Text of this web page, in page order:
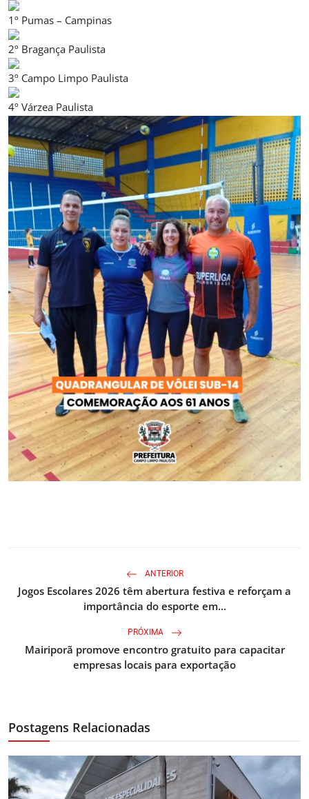
1º Pumas – Campinas
2º Bragança Paulista
3º Campo Limpo Paulista
4º Várzea Paulista
ANTERIOR
Jogos Escolares 2026 têm abertura festiva e reforçam a
importância do esporte em...
PRÓXIMA
Mairiporã promove encontro gratuito para capacitar
empresas locais para exportação
Postagens Relacionadas